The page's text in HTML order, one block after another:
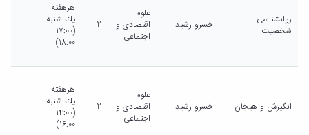
روانشناسی
شخصیت
خسرو رشید
علوم
اقتصادی و
اجتماعی
2
هرهفته
يك شنبه
(17:00 -
18:00)
انگیزش و هیجان خسرو رشید
علوم
اقتصادی و
اجتماعی
2
هرهفته
يك شنبه
(14:00 -
16:00)